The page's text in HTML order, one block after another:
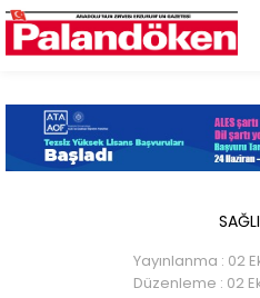
Yayınlanma : 02
Düzenleme : 02